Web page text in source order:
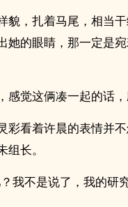
貌，扎着马尾，相当
她的眼睛，那一定是
感觉这俩凑一起的话，
彩看着许晨的表情并
长。
我不是说了，我的研